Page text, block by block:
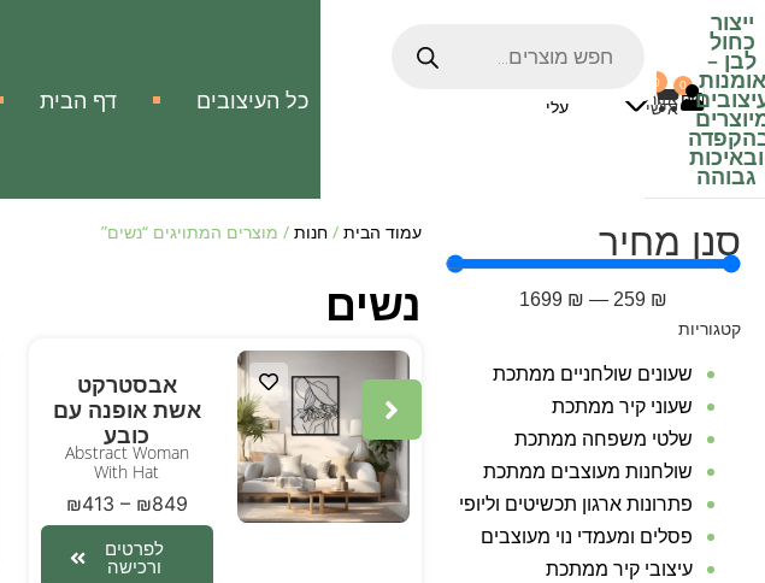
ייצור
כחול
לבן –
אומנות
ובאיכות
גבוהה
₪0
0
עלי
0
אזור
אישי כל העיצובים דף הבית
סנן מחיר
₪
259
—
₪
1699
קטגוריות
שעונים שולחניים ממתכת
שעוני קיר ממתכת
שלטי משפחה ממתכת
שולחנות מעוצבים ממתכת
פתרונות ארגון תכשיטים וליופי
פסלים ומעמדי נוי מעוצבים
עיצובי קיר ממתכת
עמוד הבית/ חנות/ מוצרים המתויגים “נשים”
נשים
אבסטרקט
אשת אופנה עם
כובע
Abstract Woman
With Hat
₪413 – ₪849
לפרטים
ורכישה